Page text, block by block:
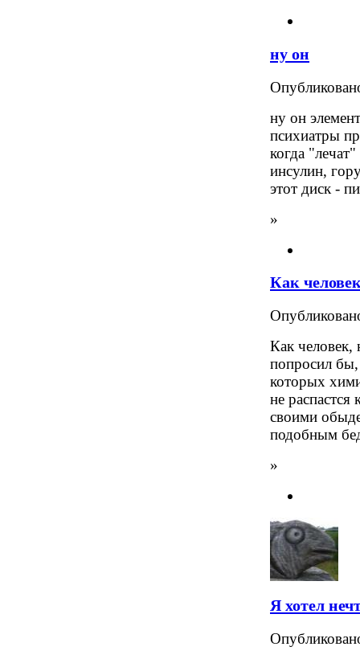
ну он
ну он
психиатры
когда
инсулин,
этот диск -
»
Как
Как человек,
попросил
которых
не
своими
подобным
»
Я хотел